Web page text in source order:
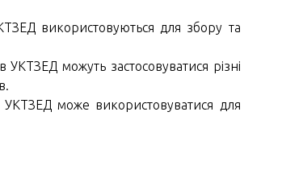
використовуються для збору та
УКТЗЕД можуть застосовуватися різні
може використовуватися для